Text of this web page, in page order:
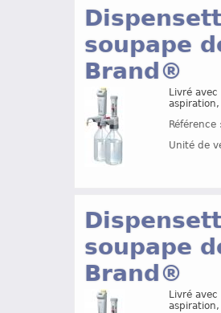
soupape
Brand®
Livré
Unité de
soupape
Brand®
Livré